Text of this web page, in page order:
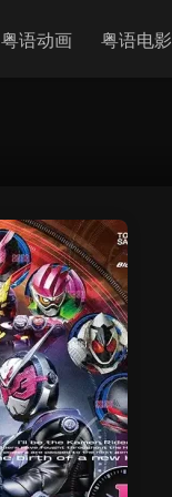
粤语动画 粤语电影